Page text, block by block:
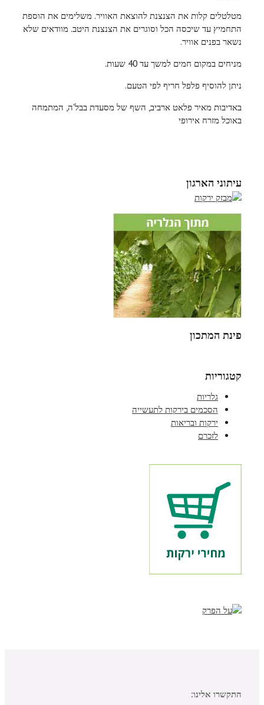
מטלטלים קלות את הצנצנת להוצאת האוויר. משלימים את הוספת
התחמיץ עד שיכסה הכל וסוגרים את הצנצנת היטב. מוודאים שלא
נשאר בפנים אוויר.
מניחים במקום חמים למשך עד 40 שעות.
ניתן להוסיף פלפל חריף לפי הטעם.
באדיבות מאיר פלאט ארביב, השף של מסעדת בבל'ה, המתמחה
באוכל מזרח אירופי
עיתוני הארגון
פינת המתכון
קטגוריות
גלריות
הסכמים בירקות לתעשייה
ירקות ובריאות
לזכרם
התקשרו אלינו: